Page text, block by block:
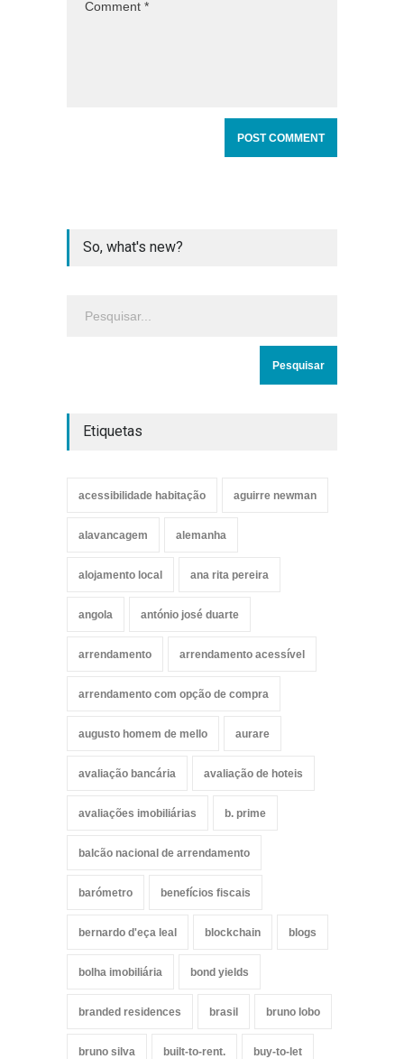
So, what's new?
Etiquetas
acessibilidade habitação aguirre newman
alavancagem alemanha
alojamento local ana rita pereira
angola antónio josé duarte
arrendamento arrendamento acessível
arrendamento com opção de compra
augusto homem de mello aurare
avaliação bancária avaliação de hoteis
avaliações imobiliárias b. prime
balcão nacional de arrendamento
barómetro benefícios fiscais
bernardo d'eça leal blockchain blogs
bolha imobiliária bond yields
branded residences brasil bruno lobo
bruno silva built-to-rent. buy-to-let